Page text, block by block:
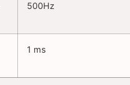
500Hz
1 ms